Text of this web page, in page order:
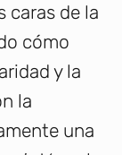
caras de la
cómo
y la
la
una